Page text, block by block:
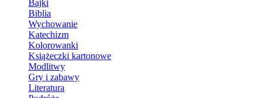
Bajki
Biblia
Wychowanie
Katechizm
Kolorowanki
Książeczki kartonowe
Modlitwy
Gry i zabawy
Literatura